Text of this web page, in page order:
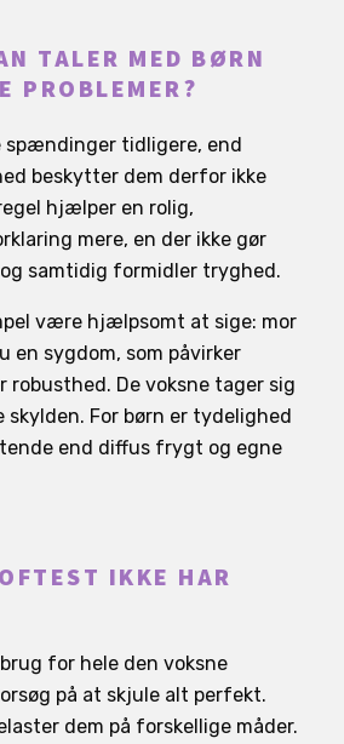
TALER MED BØRN
PROBLEMER?
tidligere, end
beskytter dem derfor ikke
hjælper en rolig,
mere, en der ikke gør
samtidig formidler tryghed.
være hjælpsomt at sige: mor
en sygdom, som påvirker
robusthed. De voksne tager sig
skylden. For børn er tydelighed
end diffus frygt og egne
IKKE HAR
for hele den voksne
på at skjule alt perfekt.
dem på forskellige måder.